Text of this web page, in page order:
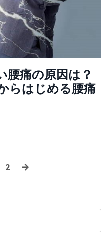
腰痛の原因は？
らはじめる腰痛
2